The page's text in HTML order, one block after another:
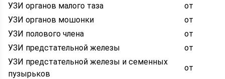
УЗИ органов малого таза
от
УЗИ органов мошонки
от
УЗИ полового члена
от
УЗИ предстательной железы
от
УЗИ предстательной железы и семенных
пузырьков
от